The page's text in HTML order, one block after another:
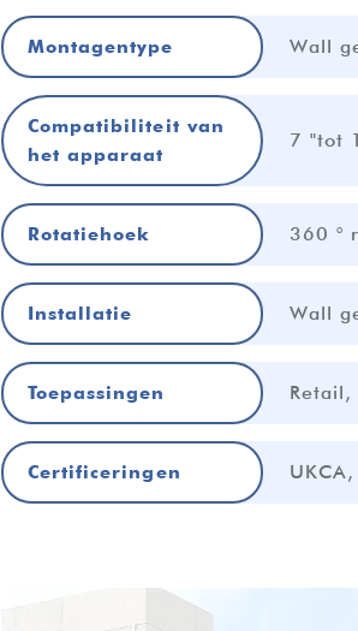
Montagentype Wall
Compatibiliteit van
het apparaat
7 "tot
Rotatiehoek 360 °
Installatie Wall
Toepassingen
Certificeringen